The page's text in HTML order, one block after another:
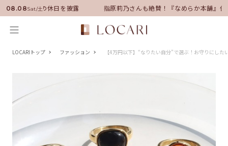
08.08Sat/土
！いい男の休日を披露 指原莉乃さんも絶賛！『なめらか本舗』保
LOCARIトップ ファッション 【4万円以下】“なりたい自分”で選ぶ！お守りにし